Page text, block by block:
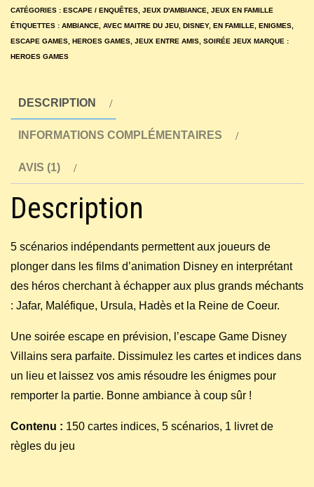
Disney
Villains
CATÉGORIES : ESCAPE / ENQUÊTES JEUX D'AMBIANCE
JEUX EN FAMILLE
ÉTIQUETTES : AMBIANCE AVEC MAITRE DU JEU DISNEY, EN FAMILLE ENIGMES
ESCAPE GAMES HEROES GAMES JEUX ENTRE AMIS SOIRÉE JEUX MARQUE :
HEROES GAMES
DESCRIPTION
INFORMATIONS COMPLÉMENTAIRES
AVIS (1)
Description
5 scénarios indépendants permettent aux joueurs de
plonger dans les films d’animation Disney en interprétant
des héros cherchant à échapper aux plus grands méchants
: Jafar, Maléfique, Ursula, Hadès et la Reine de Coeur.
Une soirée escape en prévision, l’escape Game Disney
Villains sera parfaite. Dissimulez les cartes et indices dans
un lieu et laissez vos amis résoudre les énigmes pour
remporter la partie. Bonne ambiance à coup sûr !
Contenu : 150 cartes indices, 5 scénarios, 1 livret de
règles du jeu